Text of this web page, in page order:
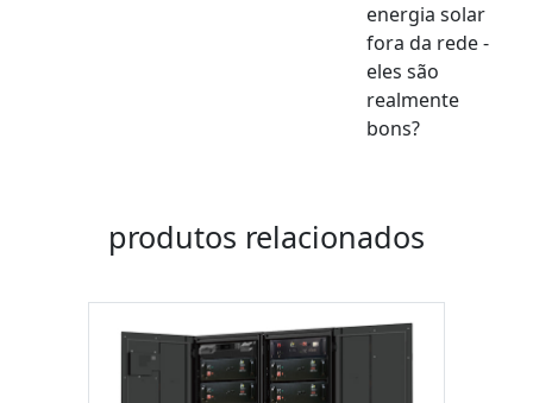
energia solar
fora da rede -
eles são
realmente
bons?
produtos relacionados